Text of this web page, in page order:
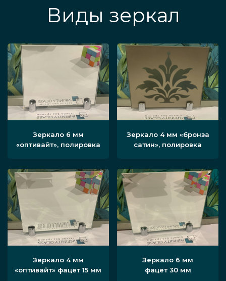
Виды зеркал
Зеркало 6 мм
«оптивайт», полировка
Зеркало 4 мм «бронза
сатин», полировка
Зеркало 4 мм
«оптивайт» фацет 15 мм
Зеркало 6 мм
фацет 30 мм